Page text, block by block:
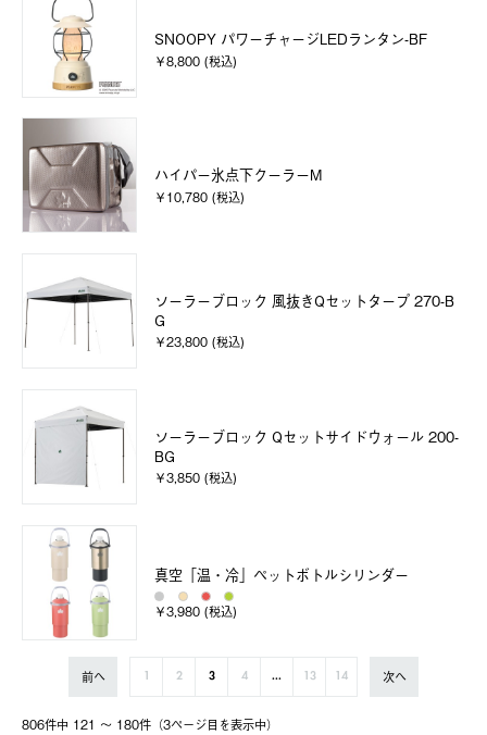
SNOOPY パワーチャージLEDランタン-BF
￥8,800 (税込)
ハイパー氷点下クーラーM
￥10,780 (税込)
ソーラーブロック 風抜きQセットタープ 270-B
G
￥23,800 (税込)
ソーラーブロック Qセットサイドウォール 200-
BG
￥3,850 (税込)
真空「温・冷」ペットボトルシリンダー
￥3,980 (税込)
806件中 121 〜 180件（3ページ⽬を表⽰中）
前へ 2 3 4 ... 13 14 次へ